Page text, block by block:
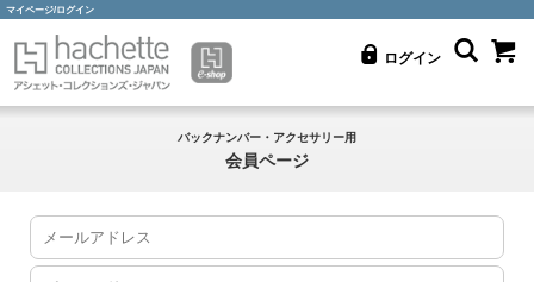
マイページ/ログイン
ログイン
バックナンバー・アクセサリー用
会員ページ